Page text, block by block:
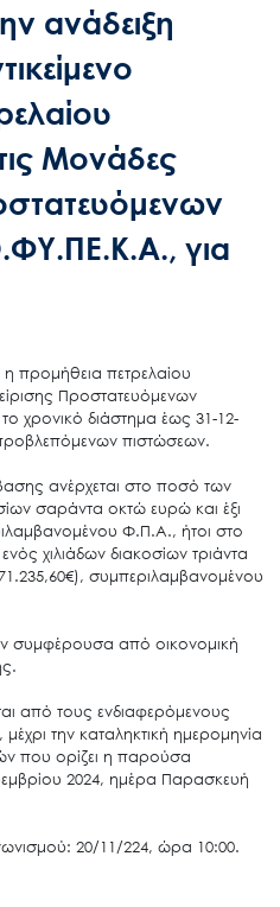
ανάδειξη
Μονάδες
για
η προμήθεια πετρελαίου
Προστατευόμενων
χρονικό διάστημα έως 31-12-
πιστώσεων.
ανέρχεται στο ποσό των
σαράντα οκτώ ευρώ και έξι
Φ.Π.Α., ήτοι στο
χιλιάδων διακοσίων τριάντα
συμπεριλαμβανομένου
συμφέρουσα από οικονομική
από τους ενδιαφερόμενους
την καταληκτική ημερομηνία
που ορίζει η παρούσα
2024, ημέρα Παρασκευή
20/11/224, ώρα 10:00.